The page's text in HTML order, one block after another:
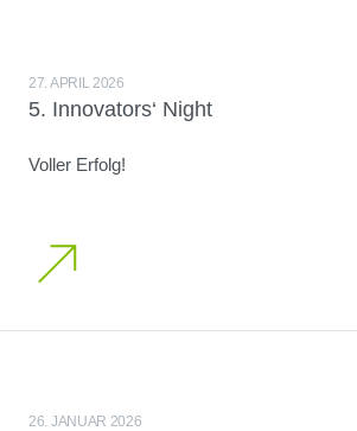
27. APRIL 2026
5. Innovators‘ Night
Voller Erfolg!
26. JANUAR 2026